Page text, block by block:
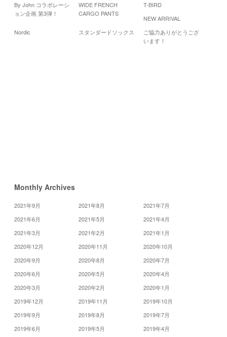
By John コラボレーシ
ョン企画 第3弾！
WIDE FRENCH
CARGO PANTS
T-BIRD
NEW ARRIVAL
Nordic
スタンダードソックス
ご協力ありがとうござ
います！
Monthly Archives
2021年9月 2021年8月
2021年7月
2021年6月
2021年5月
2021年4月
2021年3月
2021年2月
2021年1月
2020年12月
2020年11月
2020年10月
2020年9月
2020年8月
2020年7月
2020年6月
2020年5月
2020年4月
2020年3月
2020年2月
2020年1月
2019年12月
2019年11月
2019年10月
2019年9月
2019年8月
2019年7月
2019年6月
2019年5月
2019年4月